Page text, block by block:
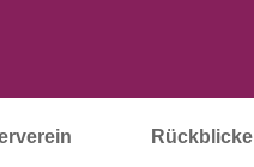
Rückblicke